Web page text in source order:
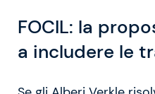
FOCIL: la
a includere le